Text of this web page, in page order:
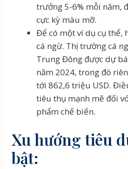
trưởng 5-6% mỗi năm,
cực kỳ màu mỡ.
Để có một ví dụ cụ thể,
cá ngừ. Thị trường cá
Trung Đông được dự
năm 2024, trong đó
tới 862,6 triệu USD.
tiêu thụ mạnh mẽ đối
phẩm chế biến.
Xu hướng tiêu
bật: